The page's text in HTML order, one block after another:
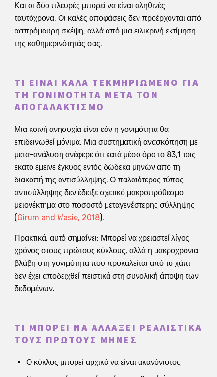
Και οι δύο πλευρές μπορεί να είναι αληθινές
ταυτόχρονα. Οι καλές αποφάσεις δεν προέρχονται από
ασπρόμαυρη σκέψη, αλλά από μια ειλικρινή εκτίμηση
της καθημερινότητάς σας.
ΤΙ ΕΊΝΑΙ ΚΑΛΆ ΤΕΚΜΗΡΙΩΜΈΝΟ ΓΙΑ
ΤΗ ΓΟΝΙΜΌΤΗΤΑ ΜΕΤΆ ΤΟΝ
ΑΠΟΓΑΛΑΚΤΙΣΜΌ
Μια κοινή ανησυχία είναι εάν η γονιμότητα θα
επιδεινωθεί μόνιμα. Μια συστηματική ανασκόπηση με
μετα-ανάλυση ανέφερε ότι κατά μέσο όρο το 83,1 τοις
εκατό έμεινε έγκυος εντός δώδεκα μηνών από τη
διακοπή της αντισύλληψης. Ο παλαιότερος τύπος
αντισύλληψης δεν έδειξε σχετικό μακροπρόθεσμο
μειονέκτημα στο ποσοστό μεταγενέστερης σύλληψης
(Girum and Wasie, 2018).
Πρακτικά, αυτό σημαίνει: Μπορεί να χρειαστεί λίγος
χρόνος στους πρώτους κύκλους, αλλά η μακροχρόνια
βλάβη στη γονιμότητα που προκαλείται από το χάπι
δεν έχει αποδειχθεί πειστικά στη συνολική άποψη των
δεδομένων.
ΤΙ ΜΠΟΡΕΊ ΝΑ ΑΛΛΆΞΕΙ ΡΕΑΛΙΣΤΙΚΆ
ΤΟΥΣ ΠΡΏΤΟΥΣ ΜΉΝΕΣ
Ο κύκλος μπορεί αρχικά να είναι ακανόνιστος